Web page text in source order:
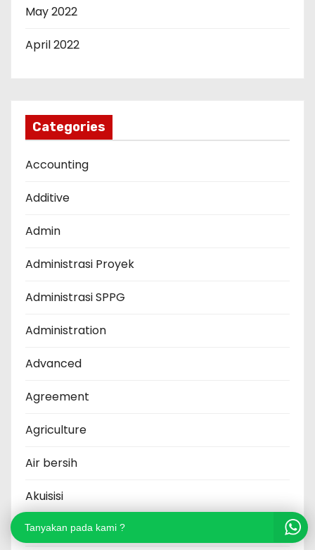
May 2022
April 2022
Categories
Accounting
Additive
Admin
Administrasi Proyek
Administrasi SPPG
Administration
Advanced
Agreement
Agriculture
Air bersih
Akuisisi
Akuntansi
Tanyakan pada kami ?